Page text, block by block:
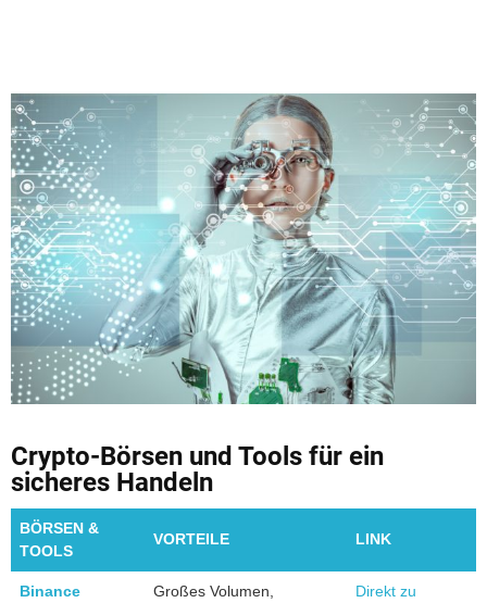
Crypto-Börsen und Tools für ein
sicheres Handeln
BÖRSEN &
TOOLS
VORTEILE LINK
Binance
Großes Volumen,
Direkt zu